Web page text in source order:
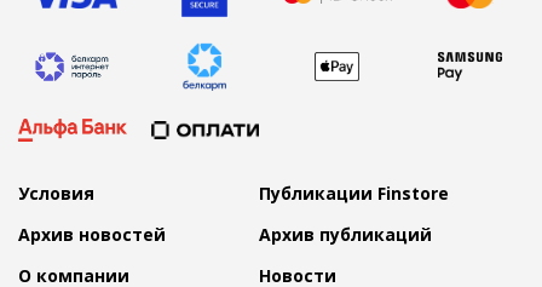
Условия
Публикации Finstore
Архив новостей
Архив публикаций
О компании
Новости